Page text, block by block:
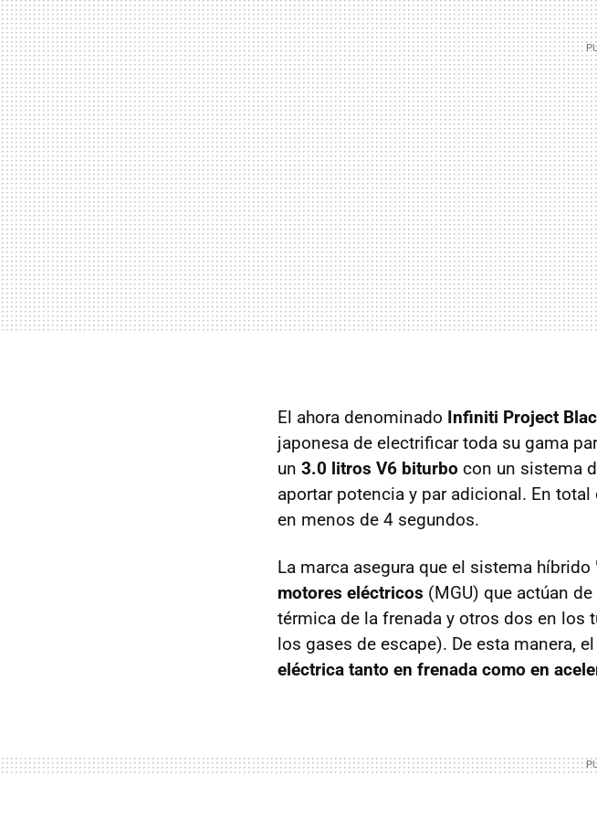
El ahora denominado Infiniti Project
japonesa de electrificar toda su gama
un 3.0 litros V6 biturbo con un sistema
aportar potencia y par adicional. En total
en menos de 4 segundos.
La marca asegura que el sistema
motores eléctricos (MGU) que actúan
térmica de la frenada y otros dos en los
los gases de escape). De esta manera,
eléctrica tanto en frenada como en